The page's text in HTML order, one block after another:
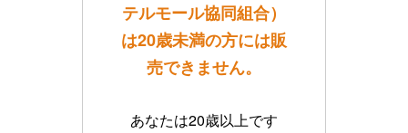
テルモール協同組合）
は20歳未満の方には販
売できません。
あなたは20歳以上です